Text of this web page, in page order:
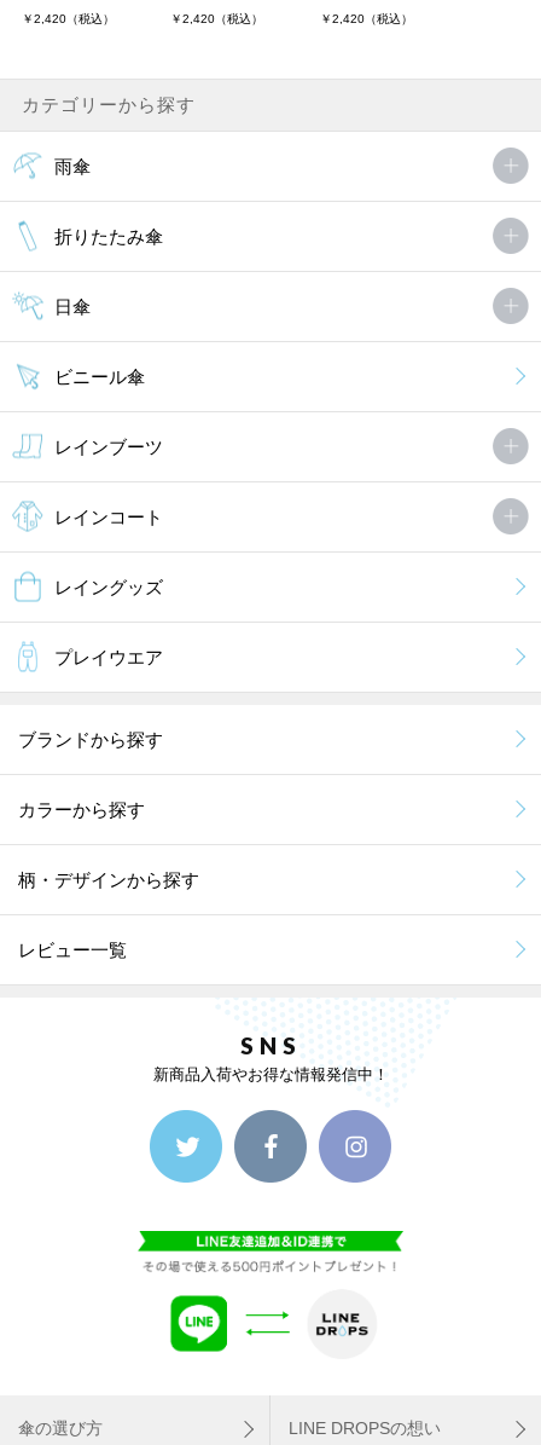
5歳の娘に購入しました。サイズ感もちょうどよく、柄もとっても
ままさん（1件） 購入者
かわいい！
他のサイトでこれを見て絶対にこれがいいと娘がいいました。届い
てみるとほんとにかわいいし、雨の日も気分が明るくなるような色
でした。
雨の日にまだ使ってないので、-1ですが、普通に使えれば5
点．．．
さきぼうさん（1件）
非公開 投稿日：2022年07月15日
ママがネットで発見し、娘に「これどう？」と聞くと一発で「かわ
いいこれほしい！」となり即購入させていただきました。
非公開 投稿日：2022年06月17日
ても気に入りました。派手すぎず、目にも優しい色合いです。
ぱんぷぽさん（4件）購入者
5歳の息子に選んでもらって買いました。
具との間に手を少し挟んだようで、「痛っ」と言っていまし
MORE
￥2,420（税込） ￥2,420（税込） ￥2,420（税込）
カテゴリーから探す
雨傘
折りたたみ傘
日傘
ビニール傘
レインブーツ
レインコート
レイングッズ
プレイウエア
ブランドから探す
カラーから探す
柄・デザインから探す
レビュー一覧
SNS
新商品入荷やお得な情報発信中！
傘の選び方 LINE DROPSの想い